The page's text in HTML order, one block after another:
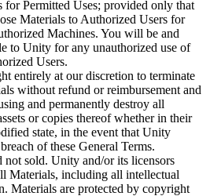
richtigen Spielen
mit Unity
und wachsen lassen
veröffentlichen
starten
und technische Tipps
Pressezentrum
in Ihre Institution
for Permitted Uses; provided only that
Materials to Authorized Users for
Machines. You will be and
to Unity for any unauthorized use of
Users.
entirely at our discretion to terminate
without refund or reimbursement and
and permanently destroy all
or copies thereof whether in their
state, in the event that Unity
of these General Terms.
not sold. Unity and/or its licensors
Materials, including all intellectual
Materials are protected by copyright